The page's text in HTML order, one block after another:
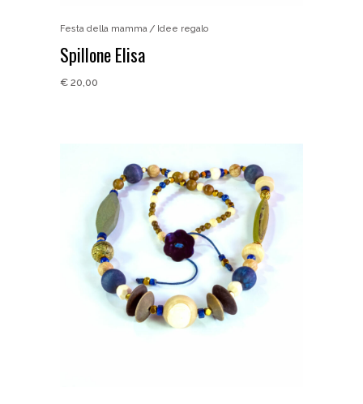
Festa della mamma Idee regalo
Spillone Elisa
€ 20,00